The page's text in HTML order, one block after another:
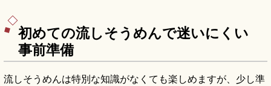
初めての流しそうめんで迷いにくい
事前準備
流しそうめんは特別な知識がなくても楽しめますが、少し準